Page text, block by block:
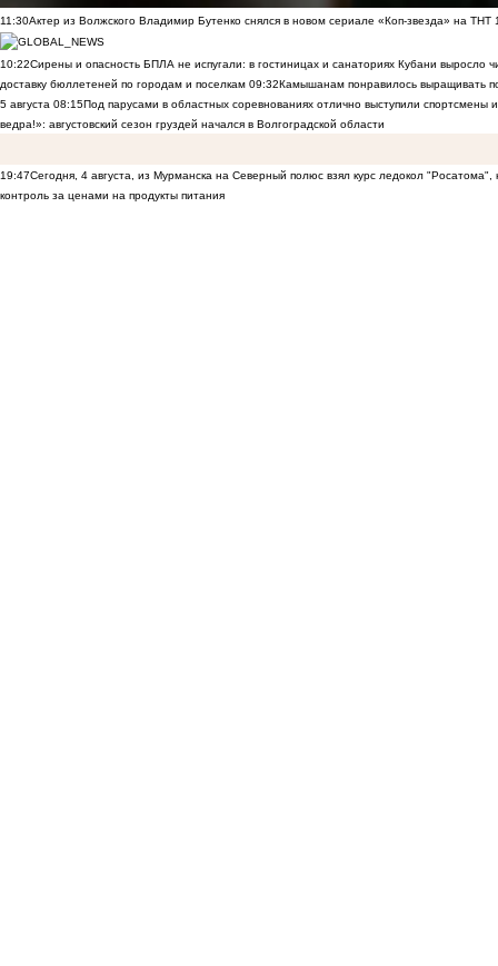
11:30Актер из Волжского Владимир Бутенко снялся в новом сериале «Коп-звезда» на ТНТ
10:22Сирены и опасность БПЛА не испугали: в гостиницах и санаториях Кубани выросло
доставку бюллетеней по городам и поселкам 09:32Камышанам понравилось выращивать
5 августа 08:15Под парусами в областных соревнованиях отлично выступили спортсмены
ведра!»: августовский сезон груздей начался в Волгоградской области
19:47Сегодня, 4 августа, из Мурманска на Северный полюс взял курс ледокол
контроль за ценами на продукты питания